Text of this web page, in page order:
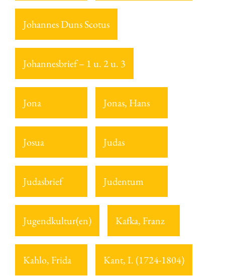
Johannes Duns Scotus
Johannesbrief – 1 u. 2 u. 3
Jona Jonas, Hans
Josua Judas
Judasbrief Judentum
Jugendkultur(en) Kafka, Franz
Kahlo, Frida Kant, I. (1724-1804)